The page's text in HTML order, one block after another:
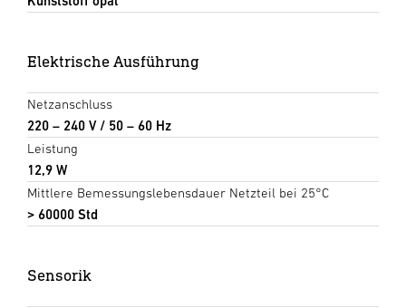
Elektrische Ausführung
Netzanschluss
220 – 240 V / 50 – 60 Hz
Leistung
12,9 W
Mittlere Bemessungslebensdauer Netzteil bei 25°C
> 60000 Std
Sensorik